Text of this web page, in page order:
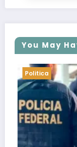
You May
Politica